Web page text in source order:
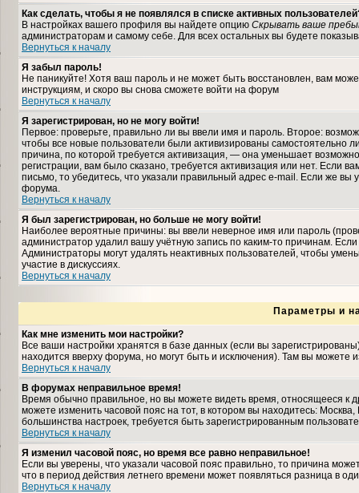
Как сделать, чтобы я не появлялся в списке активных
В настройках вашего профиля вы найдете опцию Скрывать ваше
администраторам и самому себе. Для всех остальных вы будете
Вернуться к началу
Я забыл пароль!
Не паникуйте! Хотя ваш пароль и не может быть восстановлен, вам
инструкциям, и скоро вы снова сможете войти на форум
Вернуться к началу
Я зарегистрирован, но не могу войти!
Первое: проверьте, правильно ли вы ввели имя и пароль. Второе:
чтобы все новые пользователи были активизированы самостоятельно
причина, по которой требуется активизация, — она уменьшает
регистрации, вам было сказано, требуется активизация или нет. Если
письмо, то убедитесь, что указали правильный адрес e-mail. Если же
форума.
Вернуться к началу
Я был зарегистрирован, но больше не могу войти!
Наиболее вероятные причины: вы ввели неверное имя или пароль
администратор удалил вашу учётную запись по каким-то причинам.
Администраторы могут удалять неактивных пользователей, чтобы
участие в дискуссиях.
Вернуться к началу
Параметры и
Как мне изменить мои настройки?
Все ваши настройки хранятся в базе данных (если вы
находится вверху форума, но могут быть и исключения). Там вы можете
Вернуться к началу
В форумах неправильное время!
Время обычно правильное, но вы можете видеть время, относящееся к
можете изменить часовой пояс на тот, в котором вы находитесь:
большинства настроек, требуется быть зарегистрированным
Вернуться к началу
Я изменил часовой пояс, но время все равно неправильное!
Если вы уверены, что указали часовой пояс правильно, то причина
что в период действия летнего времени может появляться разница в
Вернуться к началу